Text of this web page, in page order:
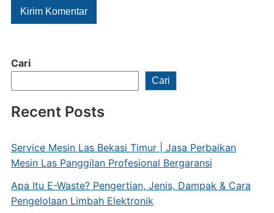
Cari
Cari
Recent Posts
Service Mesin Las Bekasi Timur | Jasa Perbaikan
Mesin Las Panggilan Profesional Bergaransi
Apa Itu E-Waste? Pengertian, Jenis, Dampak & Cara
Pengelolaan Limbah Elektronik